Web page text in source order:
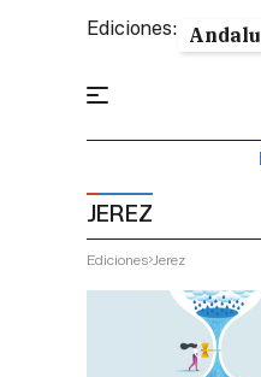
Ediciones:
JEREZ
Ediciones Jerez